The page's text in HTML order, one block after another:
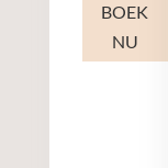
BOEK
NU